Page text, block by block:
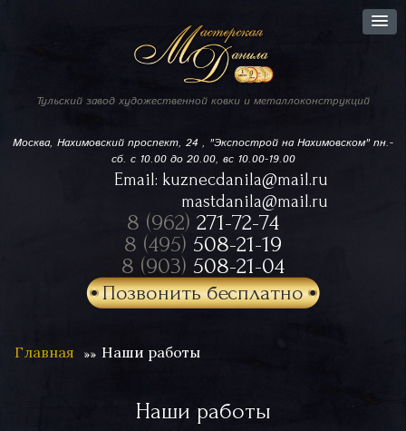
Тульский завод художественной ковки и металлоконструкций
Москва, Нахимовский проспект, 24 , "Экспострой на Нахимовском"пн.-
сб. с 10.00 до 20.00, вс 10.00-19.00
Email: kuznecdanila@mail.ru
mastdanila@mail.ru
8 (962) 271-72-74
8 (495) 508-21-19
8 (903) 508-21-04
Позвонить бесплатно
Главная Наши работы
Наши работы